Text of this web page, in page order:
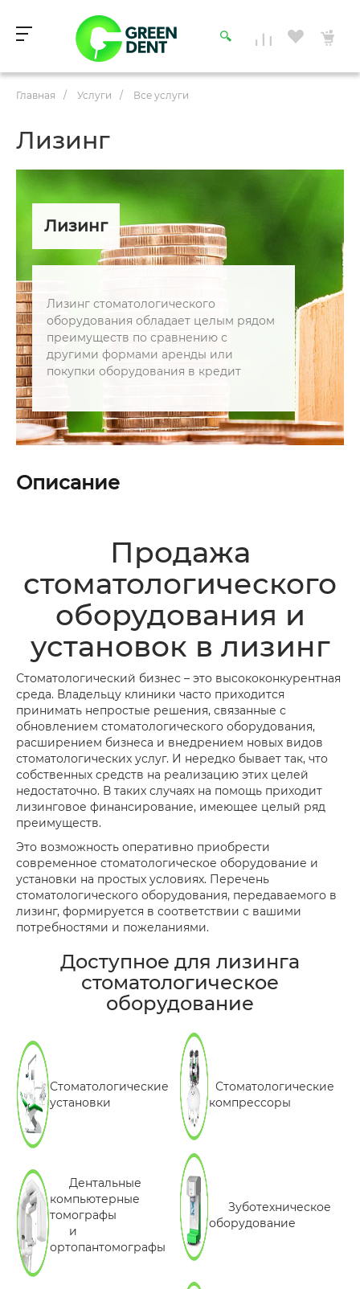
Главная / Услуги / Все услуги
Лизинг
Лизинг
Лизинг стоматологического
оборудования обладает целым рядом
преимуществ по сравнению с
другими формами аренды или
покупки оборудования в кредит
Описание
Продажа
стоматологического
оборудования и
установок в лизинг
Стоматологический бизнес – это высококонкурентная
среда. Владельцу клиники часто приходится
принимать непростые решения, связанные с
обновлением стоматологического оборудования,
расширением бизнеса и внедрением новых видов
стоматологических услуг. И нередко бывает так, что
собственных средств на реализацию этих целей
недостаточно. В таких случаях на помощь приходит
лизинговое финансирование, имеющее целый ряд
преимуществ.
Это возможность оперативно приобрести
современное стоматологическое оборудование и
установки на простых условиях. Перечень
стоматологического оборудования, передаваемого в
лизинг, формируется в соответствии с вашими
потребностями и пожеланиями.
Доступное для лизинга
стоматологическое
оборудование
Стоматологические
установки
Стоматологические
компрессоры
Дентальные
компьютерные
томографы
и
ортопантомографы
Зуботехническое
оборудование